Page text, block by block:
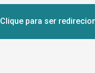
Clique para ser